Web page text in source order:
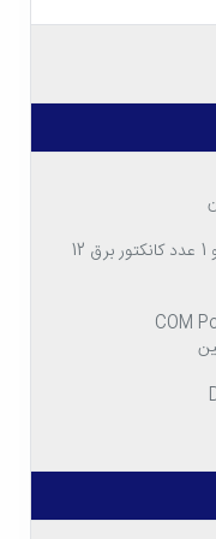
و کارت صدای
از قابلیت های موجود در مادربورد ایسوس Prime Z590-P می توان
کارت شبکه استفاده
های پرسرعت از خود
با کیفیتی عالی را در
دیگر از امکانات تعبیه
امکان را خواهد داد تا
1 عدد کانکتور برق 12 ولت 8 پین و 1 عدد کانکتور برق 12